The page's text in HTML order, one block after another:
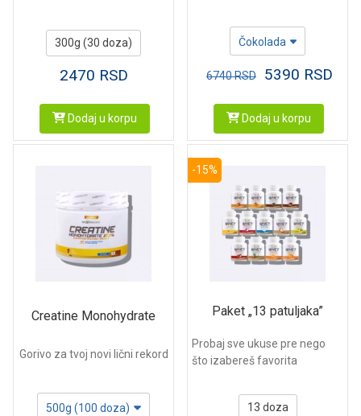
300g (30 doza)
2470 RSD
Dodaj u korpu
Čokolada
6740RSD 5390 RSD
Dodaj u korpu
Creatine Monohydrate
Gorivo za tvoj novi lični rekord
500g (100 doza)
-15%
Paket „13 patuljaka”
Probaj sve ukuse pre nego
što izabereš favorita
13 doza